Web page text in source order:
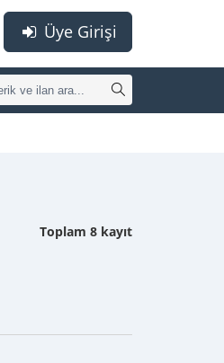
Üye Girişi
Toplam 8 kayıt